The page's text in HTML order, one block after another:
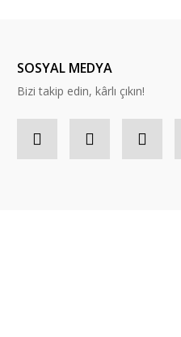
SOSYAL MEDYA
Bizi takip edin, kârlı çıkın!